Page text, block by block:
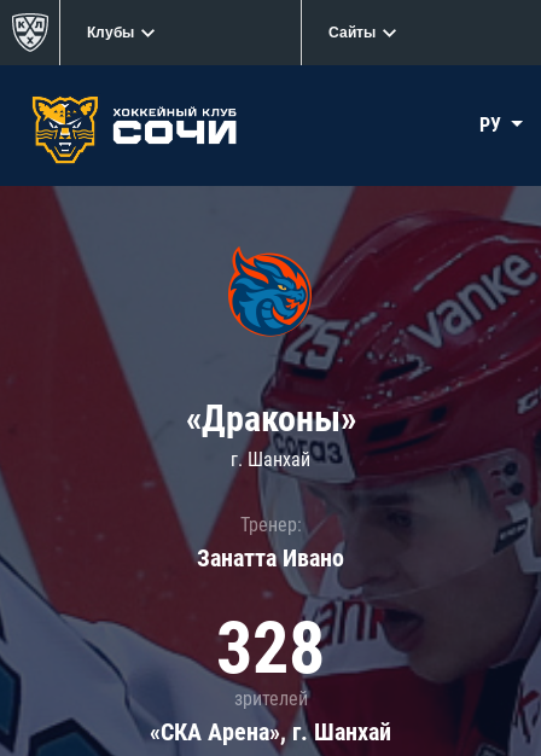
Клубы Сайты
РУ
«Драконы»
г. Шанхай
Тренер:
Занатта Иванo
328
зрителей
«СКА Арена», г. Шанхай